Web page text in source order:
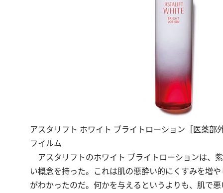
アスタリフト ホワイト ブライトローション［医薬部
フイルム
アスタリフトのホワイト ブライトローションは、
い概念を持った。これは肌の悪酔い的にくすみを増
がわかったのだ。何かを与えるというよりも、肌で